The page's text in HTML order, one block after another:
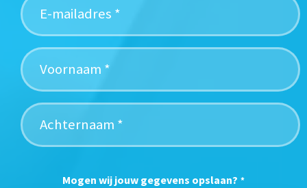
Mogen wij jouw gegevens opslaan? *